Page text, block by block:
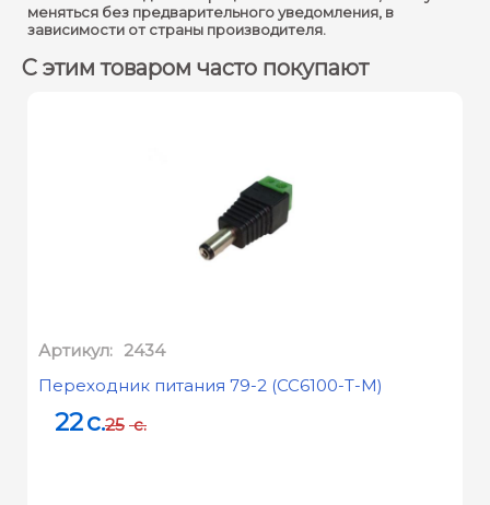
меняться без предварительного уведомления, в
зависимости от страны производителя.
С этим товаром часто покупают
Артикул: 2434
Переходник питания 79-2 (CC6100-T-M)
22c.25 c.